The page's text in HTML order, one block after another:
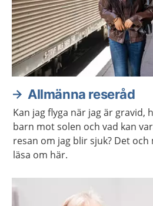
Allmänna reseråd
Kan jag flyga när jag är gravid,
barn mot solen och vad kan
resan om jag blir sjuk? Det
läsa om här.